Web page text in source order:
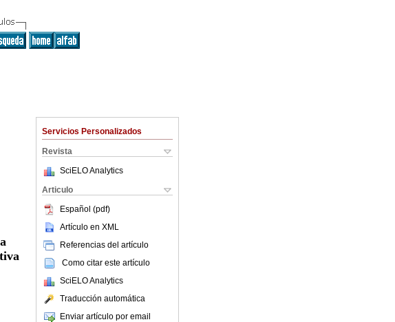
Servicios Personalizados
Revista
SciELO Analytics
Articulo
Español (pdf)
Artículo en XML
Referencias del artículo
Como citar este artículo
SciELO Analytics
Traducción automática
Enviar artículo por email